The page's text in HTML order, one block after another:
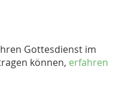
Gottesdienst im
können, erfahren